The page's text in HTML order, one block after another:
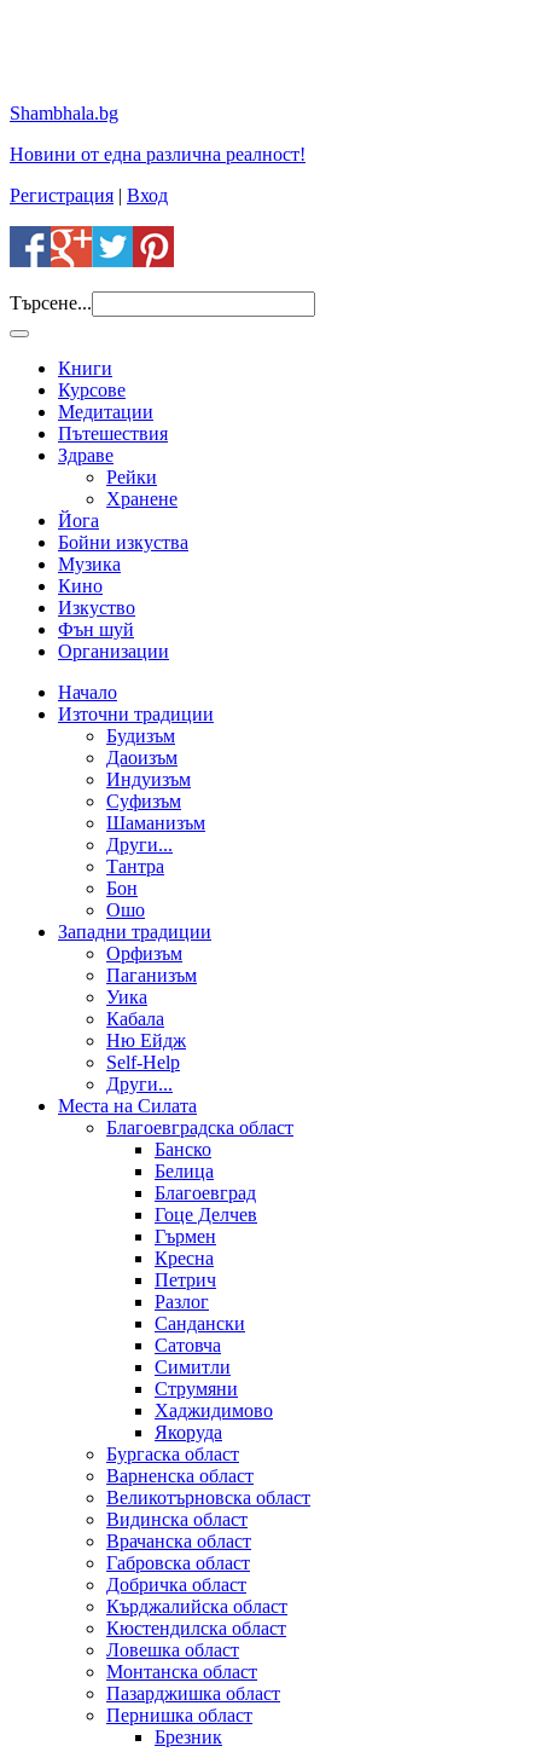
Shambhala.bg
Новини от една различна реалност!
Регистрация | Вход
Търсене...
Книги
Курсове
Медитации
Пътешествия
Здраве
Рейки
Хранене
Йога
Бойни изкуства
Музика
Кино
Изкуство
Фън шуй
Организации
Начало
Източни традиции
Будизъм
Даоизъм
Индуизъм
Суфизъм
Шаманизъм
Други...
Тантра
Бон
Ошо
Западни традиции
Орфизъм
Паганизъм
Уика
Кабала
Ню Ейдж
Self-Help
Други...
Места на Силата
Благоевградска област
Банско
Белица
Благоевград
Гоце Делчев
Гърмен
Кресна
Петрич
Разлог
Сандански
Сатовча
Симитли
Струмяни
Хаджидимово
Якоруда
Бургаска област
Варненска област
Великотърновска област
Видинска област
Врачанска област
Габровска област
Добричка област
Кърджалийска област
Кюстендилска област
Ловешка област
Монтанска област
Пазарджишка област
Пернишка област
Брезник